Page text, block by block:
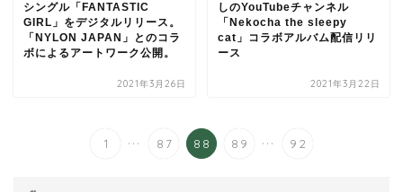
シングル「FANTASTIC
GIRL」をデジタルリリース。
「NYLON JAPAN」とのコラ
ボによるアートワーク公開。
2021年3月26日
しのYouTubeチャンネル
「Nekocha the sleepy
cat」コラボアルバム配信リリ
ース
2021年3月22日
1 ... 87 88 89 ... 92